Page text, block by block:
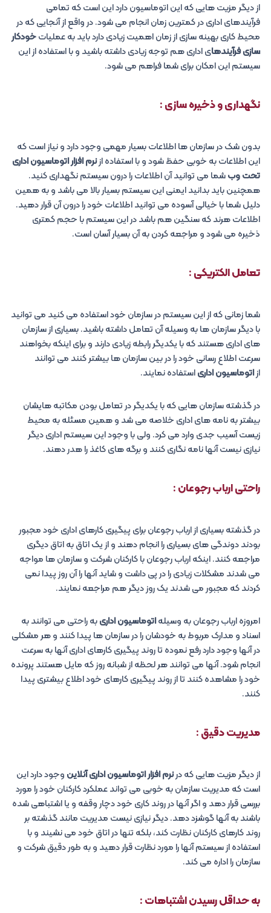
از دیگر مزیت هایی که این اتوماسیون دارد این است که تمامی
فرآیندهای اداری در کمترین زمان انجام می شود. در واقع از آنجایی که در
محیط کاری بهینه سازی از زمان اهمیت زیادی دارد باید به عملیاتخودکار
سازی فرآیندهای اداری هم توجه زیادی داشته باشید و با استفاده از این
سیستم این امکان برای شما فراهم می شود.
نگهداری و ذخیره سازی :
بدون شک در سازمان ها اطلاعات بسیار مهمی وجود دارد و نیاز است که
این اطلاعات به خوبی حفظ شود و با استفاده ازنرم افزار اتوماسیون اداری
تحت وبشما می توانید آن اطلاعات را درون سیستم نگهداری کنید.
همچنین باید بدانید ایمنی این سیستم بسیار بالا می باشد و به همین
دلیل شما با خیالی آسوده می توانید اطلاعات خود را درون آن قرار دهید.
اطلاعات هرند که سنگین هم باشد در این سیستم با حجم کمتری
ذخیره می شود و مراجعه کردن به آن بسیار آسان است.
تعامل الکتریکی :
شما زمانی که از این سیستم در سازمان خود استفاده می کنید می توانید
با دیگر سازمان ها به وسیله آن تعامل داشته باشید. بسیاری از سازمان
های اداری هستند که با یکدیگر رابطه زیادی دارند و برای اینکه بخواهند
سرعت اطلاع رسانی خود را در بین سازمان ها بیشتر کنند می توانند
ازاتوماسیون اداریاستفاده نمایند.
در گذشته سازمان هایی که با یکدیگر در تعامل بودن مکاتبه هایشان
بیشتر به نامه های اداری خلاصه می شد و همین مسئله به محیط
زیست آسیب جدی وارد می کرد. ولی با وجود این سیستم اداری دیگر
نیازی نیست آنها نامه نگاری کنند و برگه های کاغذ را هدر دهند.
راحتی ارباب رجوعان :
در گذشته بسیاری از ارباب رجوعان برای پیگیری کارهای اداری خود مجبور
بودند دوندگی های بسیاری را انجام دهند و از یک اتاق به اتاق دیگری
مراجعه کنند. اینکه ارباب رجوعان با کارکنان شرکت و سازمان ها مواجه
می شدند مشکلات زیادی را در پی داشت و شاید آنها را آن روز پیدا نمی
کردند که مجبور می شدند یک روز دیگر هم مراجعه نمایند.
امروزه ارباب رجوعان به وسیلهاتوماسیون اداریبه راحتی می توانند به
اسناد و مدارک مربوط به خودشان را در سازمان ها پیدا کنند و هر مشکلی
در آنها وجود دارد رفع نموده تا روند پیگیری کارهای اداری آنها به سرعت
انجام شود. آنها می توانند هر لحظه از شبانه روز که مایل هستند پرونده
خود را مشاهده کنند تا از روند پیگیری کارهای خود اطلاع بیشتری پیدا
کنند.
مدیریت دقیق :
از دیگر مزیت هایی که درنرم افزار اتوماسیون اداری آنلاین وجود دارد این
است که مدیریت سازمان به خوبی می تواند عملکرد کارکنان خود را مورد
بررسی قرار دهد و اگر آنها در روند کاری خود دچار وقفه و یا اشتباهی شده
باشند به آنها گوشزد دهد. دیگر نیازی نیست مدیریت مانند گذشته بر
روند کارهای کارکنان نظارت کند، بلکه تنها در اتاق خود می نشیند و با
استفاده از سیستم آنها را مورد نظارت قرار دهید و به طور دقیق شرکت و
سازمان را اداره می کند.
به حداقل رسیدن اشتباهات :